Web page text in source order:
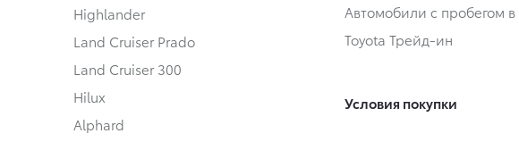
Highlander
Land Cruiser Prado
Land Cruiser 300
Hilux
Alphard
Автомобили с пробегом
Toyota Трейд-ин
Условия покупки